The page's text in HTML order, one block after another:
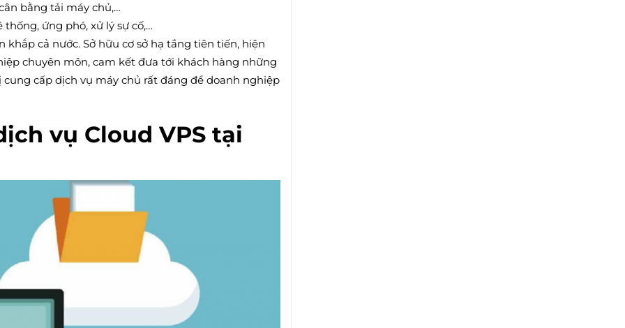
bằng tải máy chủ,…
ứng phó, xử lý sự cố,…
cả nước. Sở hữu cơ sở hạ tầng tiên tiến, hiện
chuyên môn, cam kết đưa tới khách hàng những
cấp dịch vụ máy chủ rất đáng để doanh nghiệp
vụ Cloud VPS tại